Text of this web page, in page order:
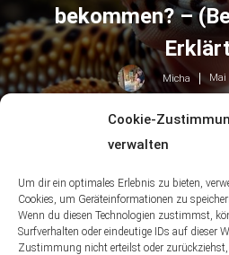
Cookie-
verwalten
Um dir ein optimales Erlebnis zu bieten,
Cookies, um Geräteinformationen zu
Wenn du diesen Technologien zustimmst,
Surfverhalten oder eindeutige IDs auf dieser
Zustimmung nicht erteilst oder
bekommen? –
Micha Mai
Folge